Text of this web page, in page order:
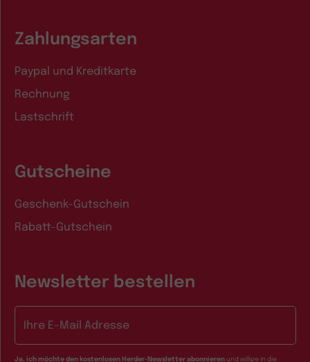
Zahlungsarten
Paypal und Kreditkarte
Rechnung
Lastschrift
Gutscheine
Geschenk-Gutschein
Rabatt-Gutschein
Newsletter bestellen
Ja, ich möchte den kostenlosen Herder-Newsletter abonnieren und willige in die